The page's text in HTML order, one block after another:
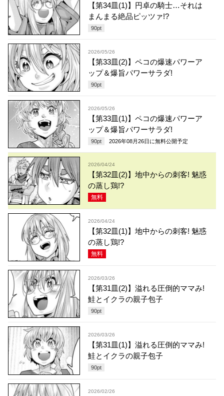
【第34皿(1)】円卓の騎士…それは
まんまる絶品ピッツァ!?
90pt
2026/05/26
【第33皿(2)】ペコの爆速パワーア
ップ＆爆旨パワーサラダ!
90pt
2026/05/26
【第33皿(1)】ペコの爆速パワーア
ップ＆爆旨パワーサラダ!
90pt 2026年08月26日 に無料公開予定
2026/04/24
【第32皿(2)】地中からの刺客! 魅惑
の蒸し鶏!?
無料
2026/04/24
【第32皿(1)】地中からの刺客! 魅惑
の蒸し鶏!?
無料
2026/03/26
【第31皿(2)】溢れる圧倒的ママみ!
鮭とイクラの親子包子
90pt
2026/03/26
【第31皿(1)】溢れる圧倒的ママみ!
鮭とイクラの親子包子
90pt
2026/02/26